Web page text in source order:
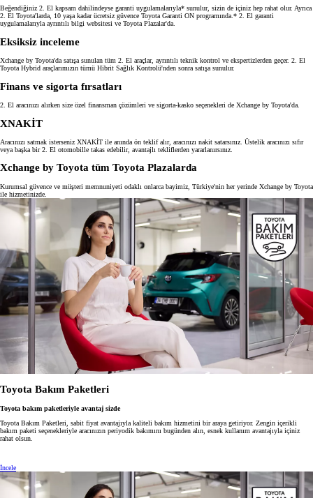
Beğendiğiniz 2. El kapsam dahilindeyse garanti uygulamalarıyla* sunulur, sizin de içiniz hep rahat olur. Ayrıca
2. El Toyota'larda, 10 yaşa kadar ücretsiz güvence Toyota Garanti ON programında.* 2. El garanti
uygulamalarıyla ayrıntılı bilgi websitesi ve Toyota Plazalar'da.
Eksiksiz inceleme
Xchange by Toyota'da satışa sunulan tüm 2. El araçlar, ayrıntılı teknik kontrol ve ekspertizlerden geçer. 2. El
Toyota Hybrid araçlarımızın tümü Hibrit Sağlık Kontrolü'nden sonra satışa sunulur.
Finans ve sigorta fırsatları
2. El aracınızı alırken size özel finansman çözümleri ve sigorta-kasko seçenekleri de Xchange by Toyota'da.
XNAKİT
Aracınızı satmak isterseniz XNAKİT ile anında ön teklif alır, aracınızı nakit satarsınız. Üstelik aracınızı sıfır
veya başka bir 2. El otomobille takas edebilir, avantajlı tekliflerden yararlanırsınız.
Xchange by Toyota tüm Toyota Plazalarda
Kurumsal güvence ve müşteri memnuniyeti odaklı onlarca bayimiz, Türkiye'nin her yerinde Xchange by Toyota
ile hizmetinizde.
Toyota Bakım Paketleri
Toyota bakım paketleriyle avantaj sizde
Toyota Bakım Paketleri, sabit fiyat avantajıyla kaliteli bakım hizmetini bir araya getiriyor. Zengin içerikli
bakım paketi seçenekleriyle aracınızın periyodik bakımını bugünden alın, esnek kullanım avantajıyla içiniz
rahat olsun.
İncele